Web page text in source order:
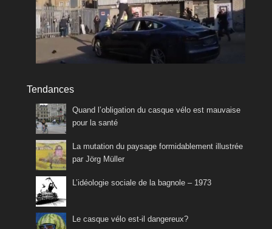
Tendances
Quand l’obligation du casque vélo est mauvaise
pour la santé
La mutation du paysage formidablement illustrée
par Jörg Müller
L’idéologie sociale de la bagnole – 1973
Le casque vélo est-il dangereux?